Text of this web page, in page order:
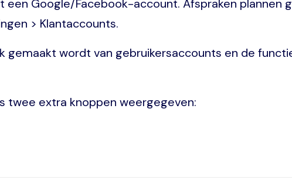
een Google/Facebook-account. Afspraken plannen
> Klantaccounts.
gemaakt wordt van gebruikersaccounts en de
twee extra knoppen weergegeven: